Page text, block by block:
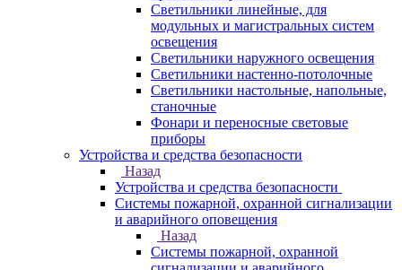
Светильники линейные, для
модульных и магистральных систем
освещения
Светильники наружного освещения
Светильники настенно-потолочные
Светильники настольные, напольные,
станочные
Фонари и переносные световые
приборы
Устройства и средства безопасности
Назад
Устройства и средства безопасности
Системы пожарной, охранной сигнализации
и аварийного оповещения
Назад
Системы пожарной, охранной